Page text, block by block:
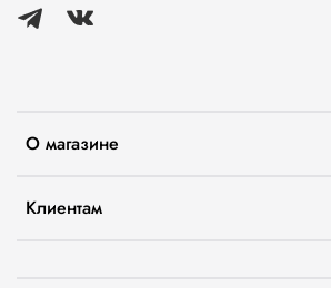
О магазине
Клиентам